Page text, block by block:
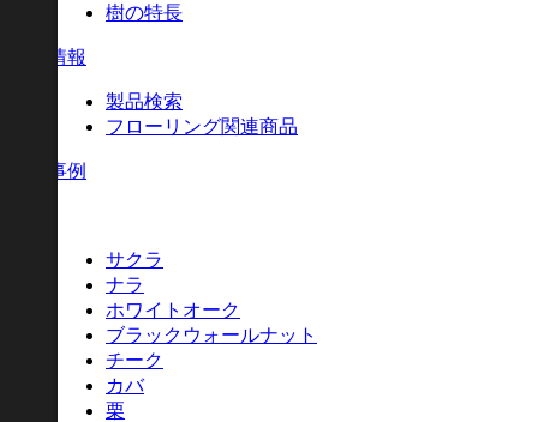
樹の特長
製品情報
製品検索
フローリング関連商品
施工事例
サクラ
ナラ
ホワイトオーク
ブラックウォールナット
チーク
カバ
栗